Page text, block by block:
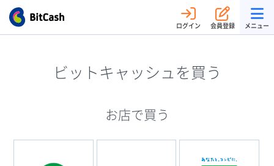
ログイン 会員登録 メニュー
ビットキャッシュを買う
お店で買う